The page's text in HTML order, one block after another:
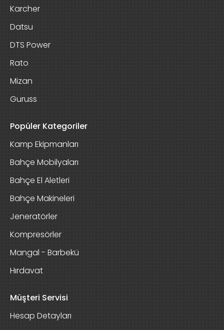
Karcher
Datsu
DTS Power
Rato
Mizan
Guruss
Popüler Kategoriler
Kamp Ekipmanları
Bahçe Mobilyaları
Bahçe El Aletleri
Bahçe Makineleri
Jeneratörler
Kompresörler
Mangal - Barbekü
Hırdavat
Müşteri Servisi
Hesap Detayları